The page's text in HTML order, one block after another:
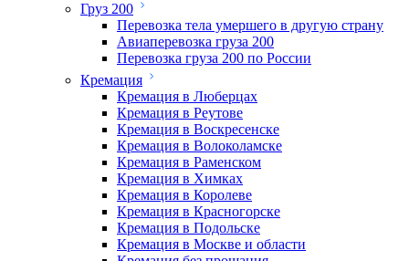
Груз 200
Перевозка тела умершего в другую страну
Авиаперевозка груза 200
Перевозка груза 200 по России
Кремация
Кремация в Люберцах
Кремация в Реутове
Кремация в Воскресенске
Кремация в Волоколамске
Кремация в Раменском
Кремация в Химках
Кремация в Королеве
Кремация в Красногорске
Кремация в Подольске
Кремация в Москве и области